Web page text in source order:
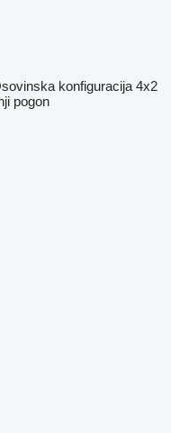
konfiguracija 4x2
pogon